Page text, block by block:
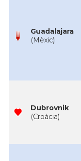
Guadalajara
(Mèxic)
Dubrovnik
(Croàcia)